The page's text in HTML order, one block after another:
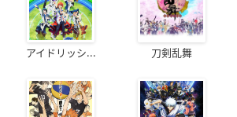
アイドリッシ... 刀剣乱舞